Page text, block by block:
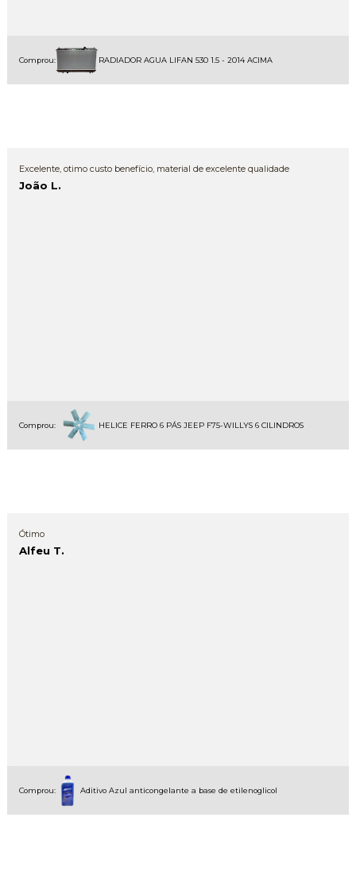
Comprou: RADIADOR AGUA LIFAN 530 1.5 - 2014 ACIMA
Excelente, otimo custo benefício, material de excelente qualidade
João L.
Comprou: HELICE FERRO 6 PÁS JEEP F75-WILLYS 6 CILINDROS
Ótimo
Alfeu T.
Comprou: Aditivo Azul anticongelante a base de etilenoglicol